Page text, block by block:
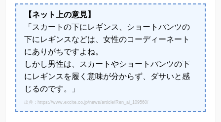
【ネット上の意見】
「スカートの下にレギンス、ショートパンツの
下にレギンスなどは、女性のコーディーネート
にありがちですよね。
しかし男性は、スカートやショートパンツの下
にレギンスを履く意味が分からず、ダサいと感
じるのです。」
出典：https://www.excite.co.jp/news/article/Ren_ai_109560/